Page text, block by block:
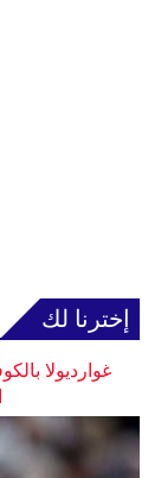
إخترنا لك
غوارديولا